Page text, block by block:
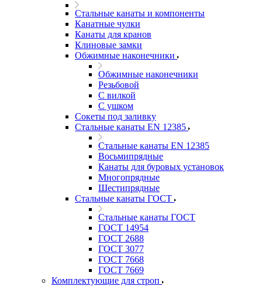
Стальные канаты и компоненты
Канатные чулки
Канаты для кранов
Клиновые замки
Обжимные наконечники
Обжимные наконечники
Резьбовой
С вилкой
С ушком
Сокеты под заливку
Стальные канаты EN 12385
Стальные канаты EN 12385
Восьмипрядные
Канаты для буровых установок
Многопрядные
Шестипрядные
Стальные канаты ГОСТ
Стальные канаты ГОСТ
ГОСТ 14954
ГОСТ 2688
ГОСТ 3077
ГОСТ 7668
ГОСТ 7669
Комплектующие для строп